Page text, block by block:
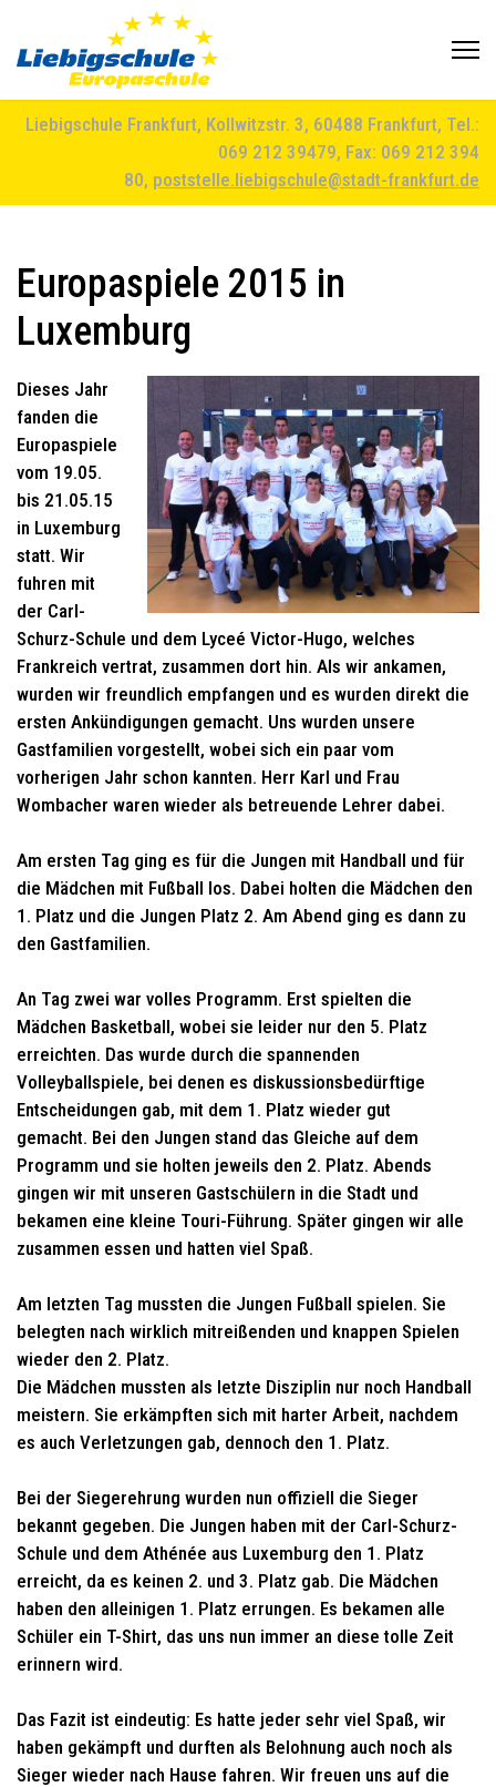
Liebigschule Frankfurt, Kollwitzstr. 3, 60488 Frankfurt, Tel.:
069 212 39479, Fax: 069 212 394
80, poststelle.liebigschule@stadt-frankfurt.de
Europaspiele 2015 in
Luxemburg
Dieses Jahr
fanden die
Europaspiele
vom 19.05.
bis 21.05.15
in Luxemburg
statt. Wir
fuhren mit
der Carl-
Schurz-Schule und dem Lyceé Victor-Hugo, welches
Frankreich vertrat, zusammen dort hin. Als wir ankamen,
wurden wir freundlich empfangen und es wurden direkt die
ersten Ankündigungen gemacht. Uns wurden unsere
Gastfamilien vorgestellt, wobei sich ein paar vom
vorherigen Jahr schon kannten. Herr Karl und Frau
Wombacher waren wieder als betreuende Lehrer dabei.
Am ersten Tag ging es für die Jungen mit Handball und für
die Mädchen mit Fußball los. Dabei holten die Mädchen den
1. Platz und die Jungen Platz 2. Am Abend ging es dann zu
den Gastfamilien.
An Tag zwei war volles Programm. Erst spielten die
Mädchen Basketball, wobei sie leider nur den 5. Platz
erreichten. Das wurde durch die spannenden
Volleyballspiele, bei denen es diskussionsbedürftige
Entscheidungen gab, mit dem 1. Platz wieder gut
gemacht. Bei den Jungen stand das Gleiche auf dem
Programm und sie holten jeweils den 2. Platz. Abends
gingen wir mit unseren Gastschülern in die Stadt und
bekamen eine kleine Touri-Führung. Später gingen wir alle
zusammen essen und hatten viel Spaß.
Am letzten Tag mussten die Jungen Fußball spielen. Sie
belegten nach wirklich mitreißenden und knappen Spielen
wieder den 2. Platz.
Die Mädchen mussten als letzte Disziplin nur noch Handball
meistern. Sie erkämpften sich mit harter Arbeit, nachdem
es auch Verletzungen gab, dennoch den 1. Platz.
Bei der Siegerehrung wurden nun offiziell die Sieger
bekannt gegeben. Die Jungen haben mit der Carl-Schurz-
Schule und dem Athénée aus Luxemburg den 1. Platz
erreicht, da es keinen 2. und 3. Platz gab. Die Mädchen
haben den alleinigen 1. Platz errungen. Es bekamen alle
Schüler ein T-Shirt, das uns nun immer an diese tolle Zeit
erinnern wird.
Das Fazit ist eindeutig: Es hatte jeder sehr viel Spaß, wir
haben gekämpft und durften als Belohnung auch noch als
Sieger wieder nach Hause fahren. Wir freuen uns auf die